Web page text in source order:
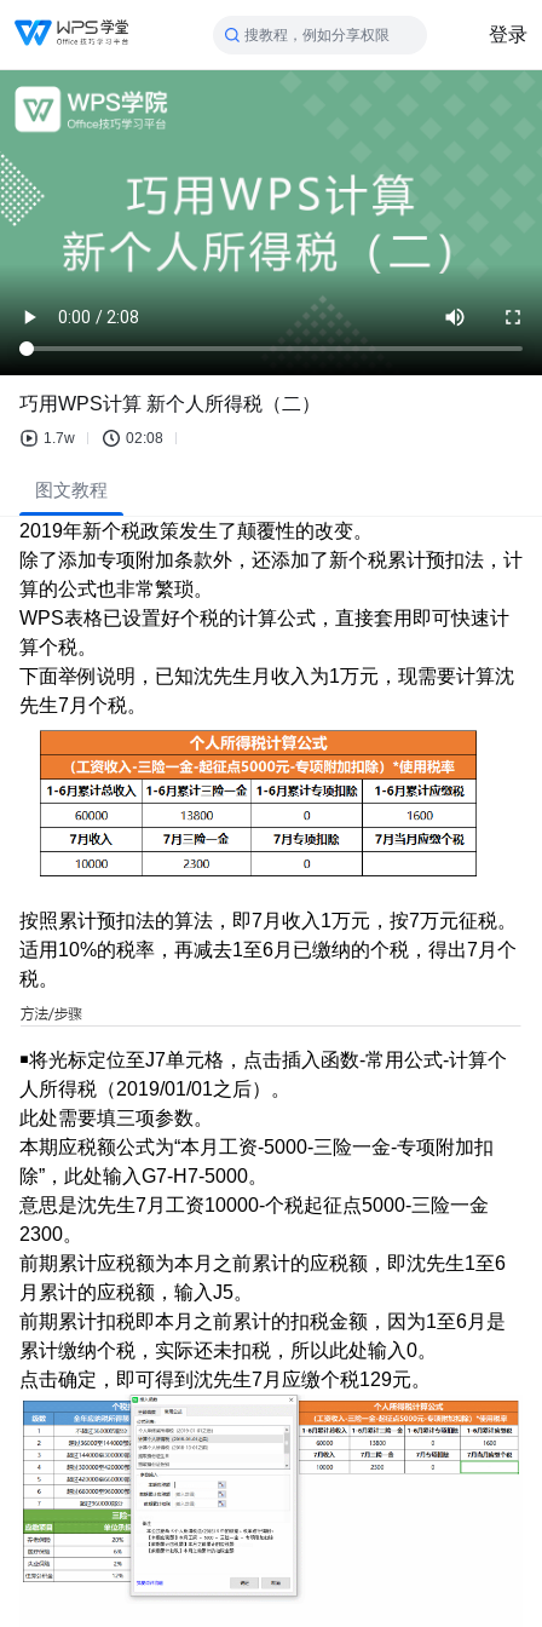
搜教程，例如分享权限 登录
巧用WPS计算 新个人所得税（二）
1.7w 02:08
图文教程
2019年新个税政策发生了颠覆性的改变。
除了添加专项附加条款外，还添加了新个税累计预扣法，计
算的公式也非常繁琐。
WPS表格已设置好个税的计算公式，直接套用即可快速计
算个税。
下面举例说明， 已知沈先生月收入为1万元，现需要计算沈
先生7月个税。
按照累计预扣法的算法，即7月收入1万元，按7万元征税。
适用10%的税率，再减去1至6月已缴纳的个税，得出7月个
税。
￭将光标定位至J7单元格，点击插入函数-常用公式-计算个
人所得税（2019/01/01之后）。
此处需要填三项参数。
本期应税额公式为“本月工资-5000-三险一金-专项附加扣
除”，此处输入G7-H7-5000。
意思是沈先生7月工资10000-个税起征点5000-三险一金
2300。
前期累计应税额为本月之前累计的应税额，即沈先生1至6
月累计的应税额，输入J5。
前期累计扣税即本月之前累计的扣税金额，因为1至6月是
累计缴纳个税，实际还未扣税，所以此处输入0。
点击确定，即可得到沈先生7月应缴个税129元。